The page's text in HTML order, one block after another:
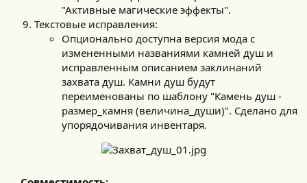
"Активные магические эффекты".
Текстовые исправления:
Опционально доступна версия мода с
измененными названиями камней душ и
исправленным описанием заклинаний
захвата душ. Камни душ будут
переименованы по шаблону "Камень душ -
размер_камня (величина_души)". Сделано для
упорядочивания инвентаря.